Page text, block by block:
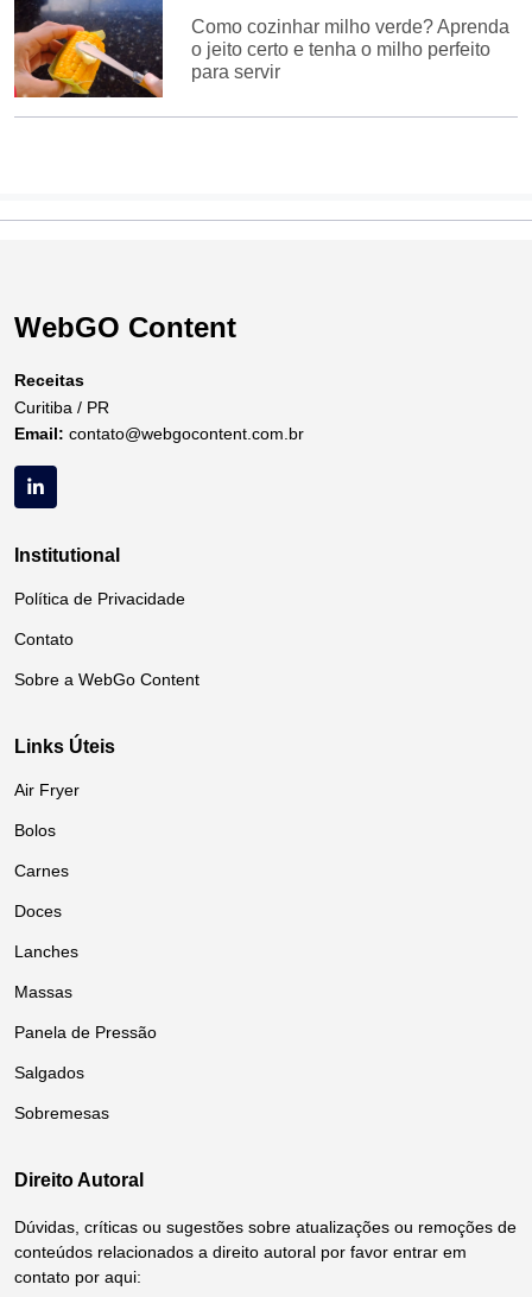
Como cozinhar milho verde? Aprenda
o jeito certo e tenha o milho perfeito
para servir
WebGO Content
Receitas
Curitiba / PR
Email: contato@webgocontent.com.br
Institutional
Política de Privacidade
Contato
Sobre a WebGo Content
Links Úteis
Air Fryer
Bolos
Carnes
Doces
Lanches
Massas
Panela de Pressão
Salgados
Sobremesas
Direito Autoral
Dúvidas, críticas ou sugestões sobre atualizações ou remoções de
conteúdos relacionados a direito autoral por favor entrar em
contato por aqui: